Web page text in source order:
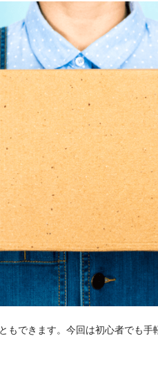
もできます。今回は初心者でも手